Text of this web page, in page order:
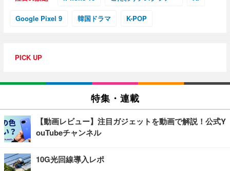
Google Pixel 9 韓国ドラマ K-POP
PICK UP
特集・連載
【動画レビュー】注目ガジェットを動画で解説！公式Y
ouTubeチャンネル
10G光回線導入レポ